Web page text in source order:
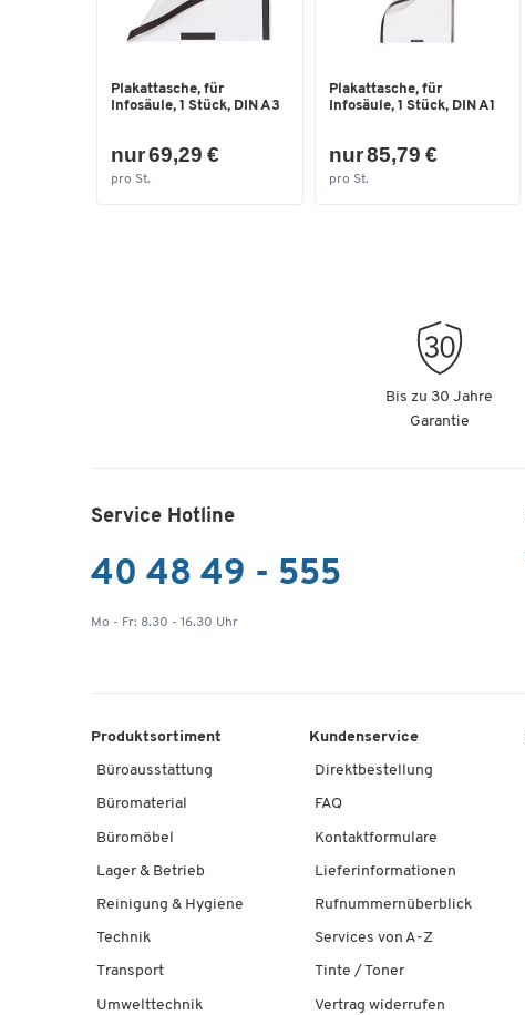
Plakattasche, für
Infosäule, 1 Stück, DIN A3
nur 69,29 €
pro St.
Plakattasche, für
Infosäule, 1 Stück, DIN A1
nur 85,79 €
pro St.
Bis zu 30 Jahre
Garantie
Service Hotline
40 48 49 - 555
Mo - Fr: 8.30 - 16.30 Uhr
Produktsortiment
Büroausstattung
Büromaterial
Büromöbel
Lager & Betrieb
Reinigung & Hygiene
Technik
Transport
Umwelttechnik
Kundenservice
Direktbestellung
FAQ
Kontaktformulare
Lieferinformationen
Rufnummernüberblick
Services von A-Z
Tinte / Toner
Vertrag widerrufen